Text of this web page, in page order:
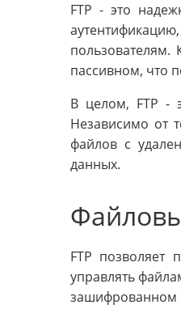
FTP - это
пассивном, что
В целом, FTP -
Независимо от
файлов с
данных.
FTP позволяет
управлять
зашифрованном